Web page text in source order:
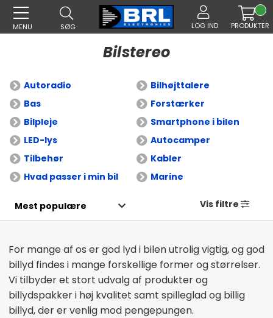
MENU SØG LOG IND PRODUKTER
Bilstereo
Autoradio
Bilhøjttalere
Bas
Forstærker
Bilpleje
Smartphone i bilen
LED-lys
Autocamper
Tilbehør
Kabler
Hvad passer i min bil
Marine
For mange af os er god lyd i bilen utrolig vigtig, og god
billyd findes i mange forskellige former og størrelser.
Vi tilbyder et stort udvalg af produkter og
billydspakker i høj kvalitet samt spilleglad og billig
billyd, der er venlig mod pengepungen.
Vis filtre